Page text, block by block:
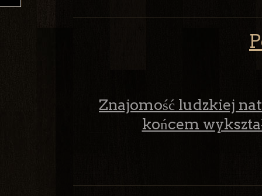
Znajomość ludzkiej
końcem